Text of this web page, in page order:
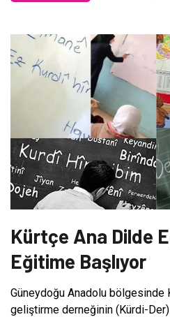
Kürtçe Ana Dilde
Eğitime Başlıyor
Güneydoğu Anadolu bölgesinde
geliştirme derneğinin (Kürdi-